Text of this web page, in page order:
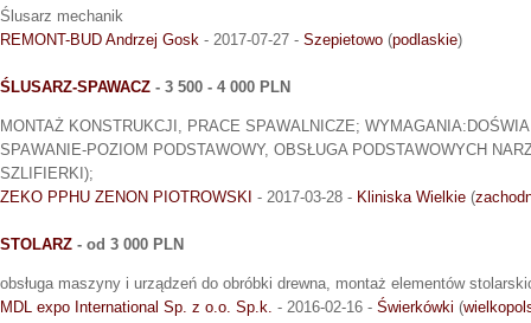
Ślusarz mechanik
REMONT-BUD Andrzej Gosk - 2017-07-27 - Szepietowo (podlaskie)
ŚLUSARZ-SPAWACZ - 3 500 - 4 000 PLN
MONTAŻ KONSTRUKCJI, PRACE SPAWALNICZE;
SPAWANIE-POZIOM PODSTAWOWY, OBSŁUGA PODSTAWOWYCH
SZLIFIERKI);
ZEKO PPHU ZENON PIOTROWSKI - 2017-03-28 - Kliniska Wielkie (
STOLARZ - od 3 000 PLN
obsługa maszyny i urządzeń do obróbki drewna, montaż elementów
MDL expo International Sp. z o.o. Sp.k. - 2016-02-16 - Świerkówki (